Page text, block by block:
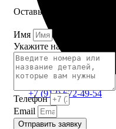
+7 (913) 672-49-54
Оставьте заявку и мы
Имя
Укажите название или
Телефон
Email
Отправить заявку